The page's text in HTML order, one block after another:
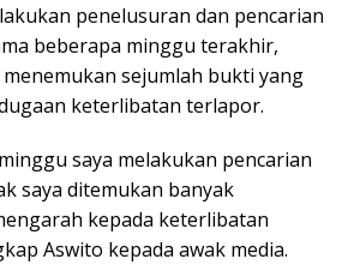
penelusuran dan pencarian
beberapa minggu terakhir,
sejumlah bukti yang
keterlibatan terlapor.
saya melakukan pencarian
saya ditemukan banyak
kepada keterlibatan
Aswito kepada awak media.